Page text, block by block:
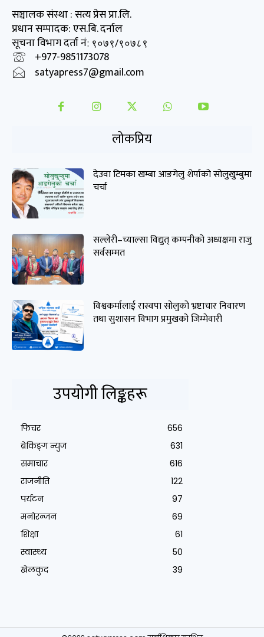
सञ्चालक संस्था : सत्य प्रेस प्रा.लि.
प्रधान सम्पादक: एस.बि. दर्नाल
सूचना विभाग दर्ता नं: ९०७९/९०७८९
+977-9851173078
satyapress7@gmail.com
लोकप्रिय
देउवा टिमका खम्बा आङगेलु शेर्पाको सोलुखुम्बुमा
चर्चा
सल्लेरी–च्याल्सा विद्युत् कम्पनीको अध्यक्षमा राजु
सर्वसम्मत
विश्वकर्मालाई रास्वपा सोलुको भ्रष्टाचार निवारण
तथा सुशासन विभाग प्रमुखको जिम्मेवारी
उपयोगी लिङ्कहरू
फिचर
656
ब्रेकिङ्ग न्युज
631
समाचार
616
राजनीति
122
पर्यटन
97
मनोरन्जन
69
शिक्षा
61
स्वास्थ्य
50
खेलकुद
39